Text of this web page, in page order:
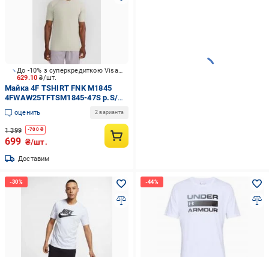
629.10₴/шт.
До -10% з суперкредиткою Visa Вигода
Майка 4F TSHIRT FNK M1845
4FWAW25TFTSM1845-47S р.S/M
белый
оценить 2 варианта
1 399 -700₴
699 ₴/шт.
Доставим